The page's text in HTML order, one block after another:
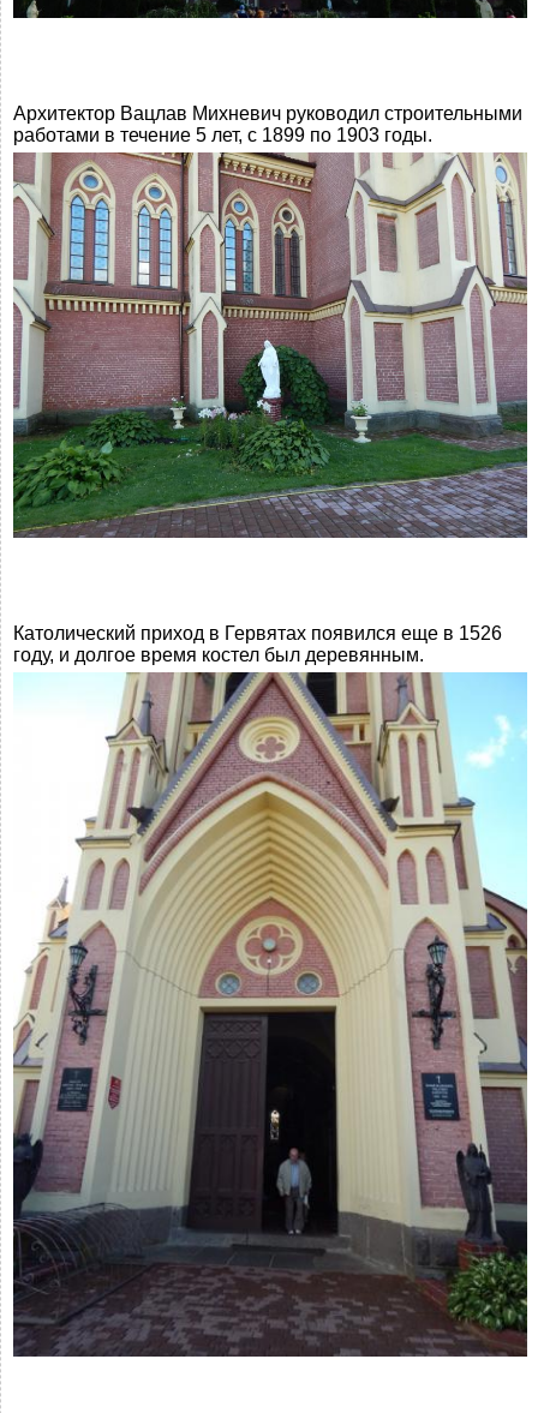
Архитектор Вацлав Михневич руководил строительными
работами в течение 5 лет, с 1899 по 1903 годы.
Католический приход в Гервятах появился еще в 1526
году, и долгое время костел был деревянным.